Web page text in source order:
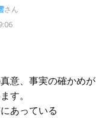
さん
意、事実の確かめが
す。
あっている